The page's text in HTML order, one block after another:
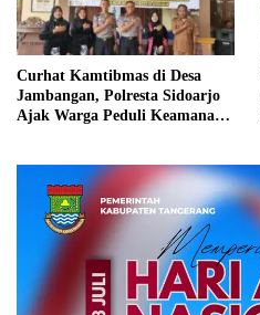
Curhat Kamtibmas di Desa
Jambangan, Polresta Sidoarjo
Ajak Warga Peduli Keamanan